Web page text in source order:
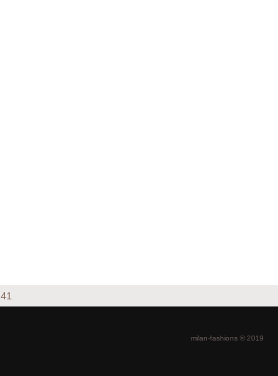
milan-fashions © 2019